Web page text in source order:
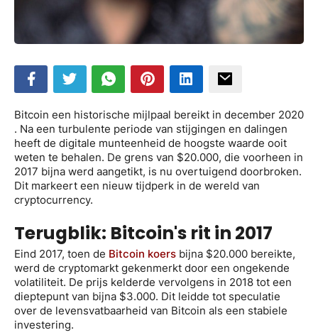
Bitcoin een historische mijlpaal bereikt in december 2020
. Na een turbulente periode van stijgingen en dalingen
heeft de digitale munteenheid de hoogste waarde ooit
weten te behalen. De grens van $20.000, die voorheen in
2017 bijna werd aangetikt, is nu overtuigend doorbroken.
Dit markeert een nieuw tijdperk in de wereld van
cryptocurrency.
Terugblik: Bitcoin's rit in 2017
Eind 2017, toen de Bitcoin koers bijna $20.000 bereikte,
werd de cryptomarkt gekenmerkt door een ongekende
volatiliteit. De prijs kelderde vervolgens in 2018 tot een
dieptepunt van bijna $3.000. Dit leidde tot speculatie
over de levensvatbaarheid van Bitcoin als een stabiele
investering.